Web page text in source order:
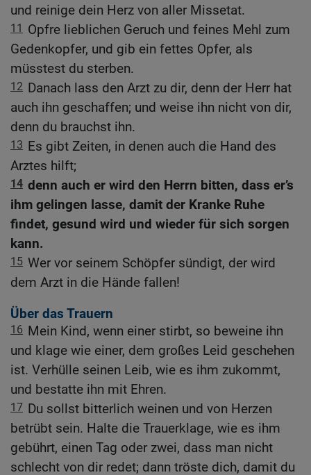
und reinige dein Herz von aller Missetat.
11
Opfre lieblichen Geruch und feines Mehl zum
Gedenkopfer, und gib ein fettes Opfer, als
müsstest du sterben.
12 Danach lass den Arzt zu dir, denn der Herr hat
auch ihn geschaffen; und weise ihn nicht von dir,
denn du brauchst ihn.
13 Es gibt Zeiten, in denen auch die Hand des
Arztes hilft;
14 denn auch er wird den Herrn bitten, dass er’s
ihm gelingen lasse, damit der Kranke Ruhe
findet, gesund wird und wieder für sich sorgen
kann.
15 Wer vor seinem Schöpfer sündigt, der wird
dem Arzt in die Hände fallen!
Über das Trauern
16 Mein Kind, wenn einer stirbt, so beweine ihn
und klage wie einer, dem großes Leid geschehen
ist. Verhülle seinen Leib, wie es ihm zukommt,
und bestatte ihn mit Ehren.
17 Du sollst bitterlich weinen und von Herzen
betrübt sein. Halte die Trauerklage, wie es ihm
gebührt, einen Tag oder zwei, dass man nicht
schlecht von dir redet; dann tröste dich, damit du